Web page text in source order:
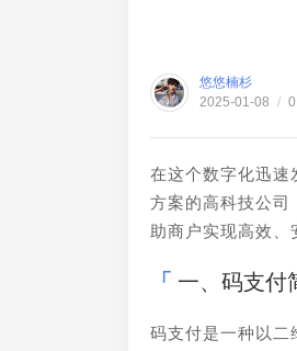
悠悠楠杉
2025-01-08 /
在这个数字化迅速
方案的高科技公司
助商户实现高效、
一、码支付
码支付是一种以二